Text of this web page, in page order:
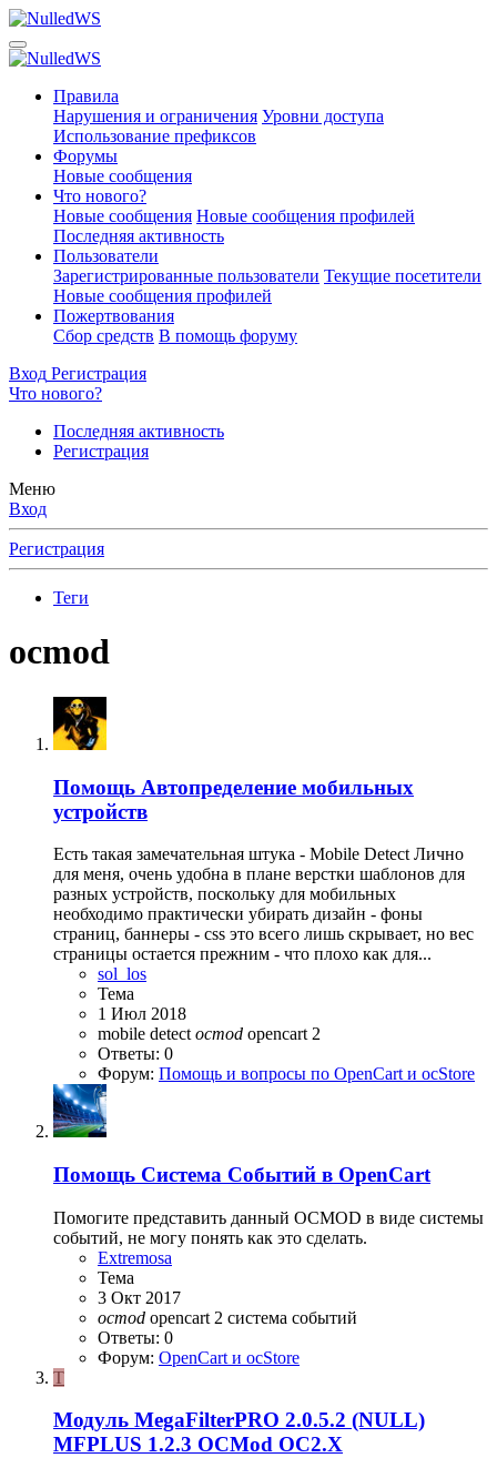
Правила
Нарушения и ограничения Уровни доступа
Использование префиксов
Форумы
Новые сообщения
Что нового?
Новые сообщения Новые сообщения профилей
Последняя активность
Пользователи
Зарегистрированные пользователи Текущие посетители
Новые сообщения профилей
Пожертвования
Сбор средств В помощь форуму
Вход Регистрация
Что нового?
Последняя активность
Регистрация
Меню
Вход
Регистрация
Теги
ocmod
Помощь Автопределение мобильных
устройств
Есть такая замечательная штука - Mobile Detect Лично
для меня, очень удобна в плане верстки шаблонов для
разных устройств, поскольку для мобильных
необходимо практически убирать дизайн - фоны
страниц, баннеры - css это всего лишь скрывает, но вес
страницы остается прежним - что плохо как для...
sol_los
Тема
1 Июл 2018
mobile detect ocmod opencart 2
Ответы: 0
Форум: Помощь и вопросы по OpenCart и ocStore
Помощь Система Событий в OpenCart
Помогите представить данный OCMOD в виде системы
событий, не могу понять как это сделать.
Extremosa
Тема
3 Окт 2017
ocmod opencart 2 система событий
Ответы: 0
Форум: OpenCart и ocStore
T
Модуль MegaFilterPRO 2.0.5.2 (NULL)
MFPLUS 1.2.3 OCMod OC2.X